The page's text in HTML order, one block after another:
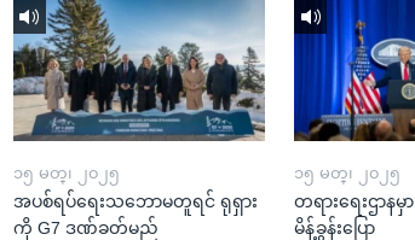
၁၅ မတ္၊ ၂၀၂၅
အပစ်ရပ်ရေးသဘောမတူရင် ရုရှား
ကို G7 ဒဏ်ခတ်မည်
၁၅ မတ္၊ ၂၀၂၅
တရားရေးဌာနမှ
မိန့်ခွန်းပြော